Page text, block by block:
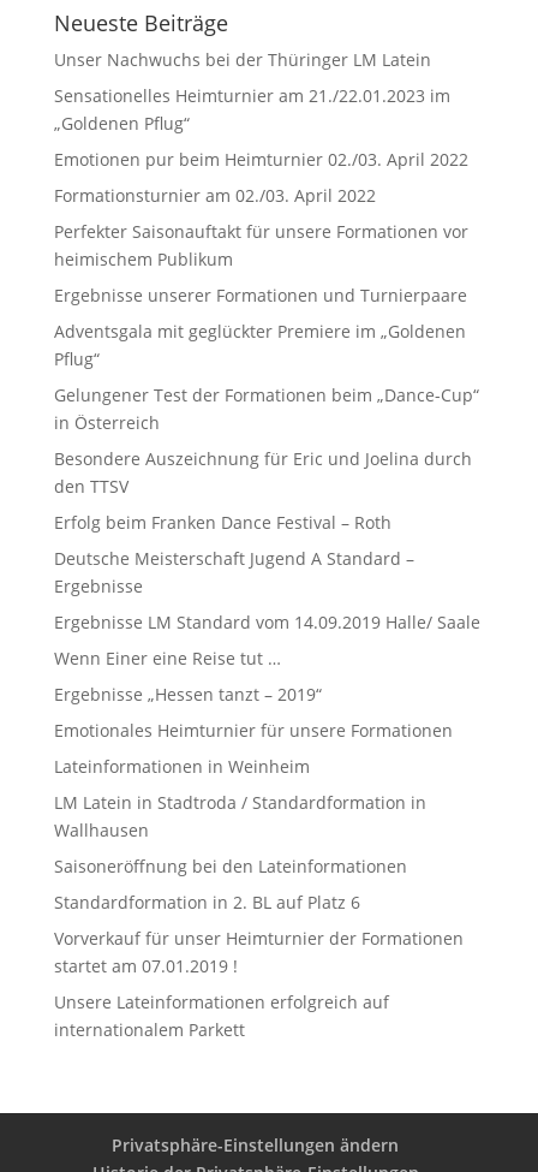
Neueste Beiträge
Unser Nachwuchs bei der Thüringer LM Latein
Sensationelles Heimturnier am 21./22.01.2023 im
„Goldenen Pflug“
Emotionen pur beim Heimturnier 02./03. April 2022
Formationsturnier am 02./03. April 2022
Perfekter Saisonauftakt für unsere Formationen vor
heimischem Publikum
Ergebnisse unserer Formationen und Turnierpaare
Adventsgala mit geglückter Premiere im „Goldenen
Pflug“
Gelungener Test der Formationen beim „Dance-Cup“
in Österreich
Besondere Auszeichnung für Eric und Joelina durch
den TTSV
Erfolg beim Franken Dance Festival – Roth
Deutsche Meisterschaft Jugend A Standard –
Ergebnisse
Ergebnisse LM Standard vom 14.09.2019 Halle/ Saale
Wenn Einer eine Reise tut …
Ergebnisse „Hessen tanzt – 2019“
Emotionales Heimturnier für unsere Formationen
Lateinformationen in Weinheim
LM Latein in Stadtroda / Standardformation in
Wallhausen
Saisoneröffnung bei den Lateinformationen
Standardformation in 2. BL auf Platz 6
Vorverkauf für unser Heimturnier der Formationen
startet am 07.01.2019 !
Unsere Lateinformationen erfolgreich auf
internationalem Parkett
Privatsphäre-Einstellungen ändern